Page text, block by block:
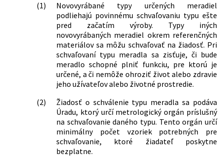
(1)
Novovyrábané typy určených meradiel
podliehajú povinnému schvaľovaniu typu ešte
pred začatím výroby. Typy iných
novovyrábaných meradiel okrem referenčných
materiálov sa môžu schvaľovať na žiadosť. Pri
schvaľovaní typu meradla sa zisťuje, či bude
meradlo schopné plniť funkciu, pre ktorú je
určené, a či nemôže ohroziť život alebo zdravie
jeho užívateľov alebo životné prostredie.
(2)
Žiadosť o schválenie typu meradla sa podáva
Úradu, ktorý určí metrologický orgán príslušný
na schvaľovanie daného typu. Tento orgán určí
minimálny počet vzoriek potrebných pre
schvaľovanie, ktoré žiadateľ poskytne
bezplatne.